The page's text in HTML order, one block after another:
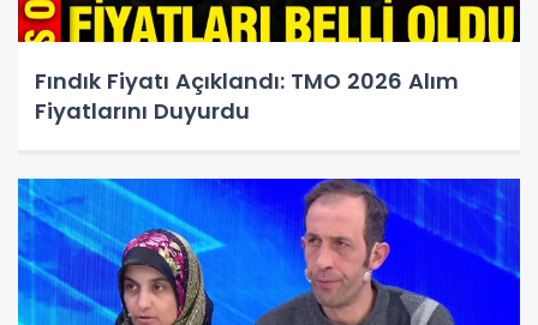
Fındık Fiyatı Açıklandı: TMO 2026 Alım
Fiyatlarını Duyurdu